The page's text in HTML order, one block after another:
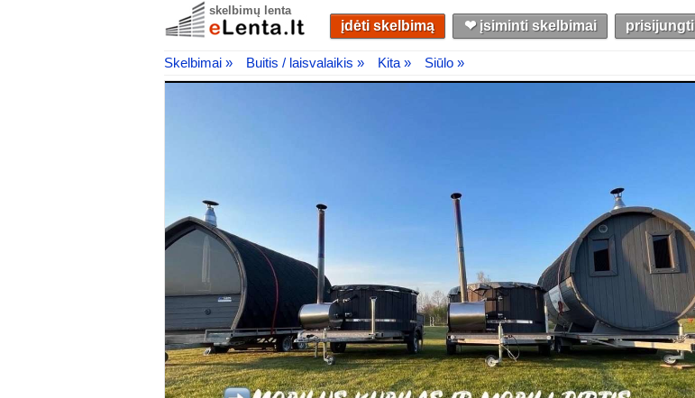
skelbimų lenta
įdėti skelbimą ❤︎ įsiminti skelbimai prisijungti
Skelbimai » Buitis / laisvalaikis » Kita » Siūlo »